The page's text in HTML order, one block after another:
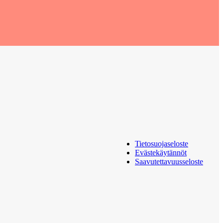
Tietosuojaseloste
Evästekäytännöt
Saavutettavuusseloste